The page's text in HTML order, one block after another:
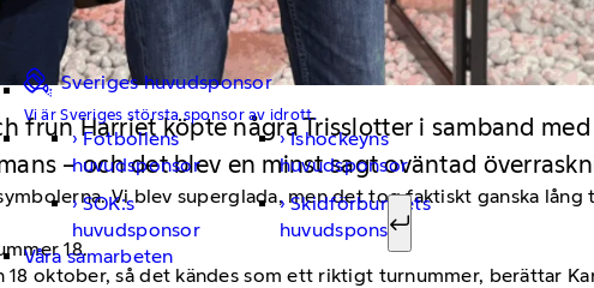
Sveriges huvudsponsor
Vi är Sveriges största sponsor av idrott.
Fotbollens
huvudsponsor
Ishockeyns
huvudsponsor
SOK:s
huvudsponsor
Skidförbundets
huvudsponsor
Våra samarbeten
Sök efter:
frun Harriet köpte några Trisslotter i samband
– och det blev en minst sagt oväntad
Vi blev superglada, men det tog faktiskt ganska lång
18.
oktober, så det kändes som ett riktigt turnummer, berättar